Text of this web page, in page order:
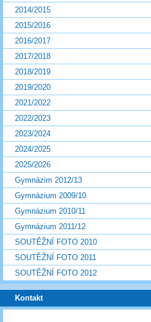
2014/2015
2015/2016
2016/2017
2017/2018
2018/2019
2019/2020
2021/2022
2022/2023
2023/2024
2024/2025
2025/2026
Gymnázim 2012/13
Gymnázium 2009/10
Gymnázium 2010/11
Gymnázium 2011/12
SOUTĚŽNÍ FOTO 2010
SOUTĚŽNÍ FOTO 2011
SOUTĚŽNÍ FOTO 2012
Kontakt